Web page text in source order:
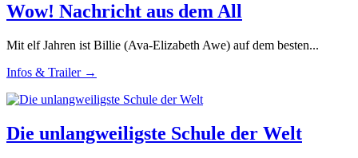
Wow! Nachricht aus dem All
Mit elf Jahren ist Billie (Ava-Elizabeth Awe) auf dem besten...
Infos & Trailer →
Die unlangweiligste Schule der Welt